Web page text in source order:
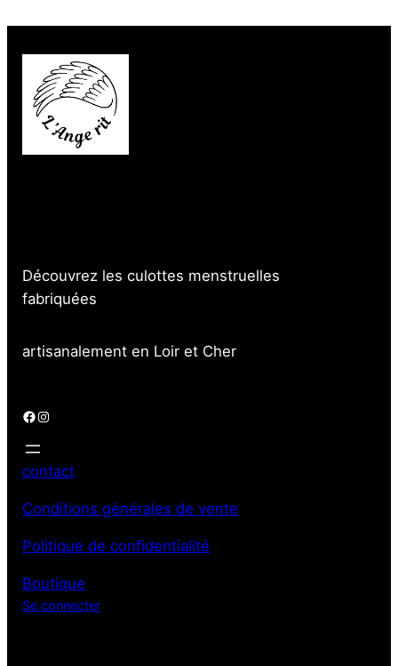
Découvrez les culottes menstruelles
fabriquées
artisanalement en Loir et Cher
Facebook Instagram
contact
Conditions générales de vente
Politique de confidentialité
Boutique
Se connecter